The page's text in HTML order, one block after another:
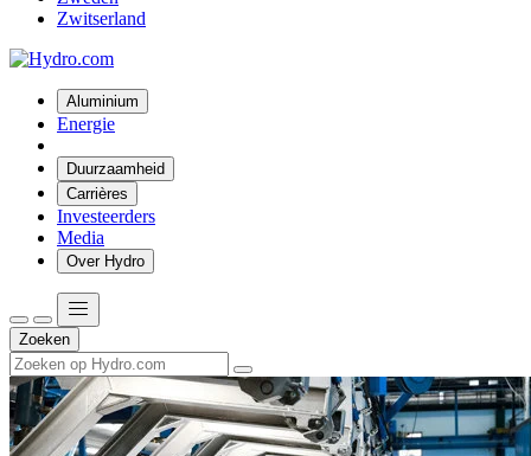
Zwitserland
Aluminium
Energie
Duurzaamheid
Carrières
Investeerders
Media
Over Hydro
Zoeken